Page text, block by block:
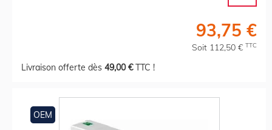
93,75 €
Soit 112,50 € TTC
Livraison offerte dès 49,00 €TTC !
OEM